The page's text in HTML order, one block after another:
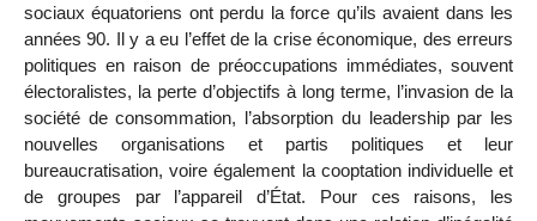
sociaux équatoriens ont perdu la force qu’ils avaient dans les
années 90. Il y a eu l’effet de la crise économique, des erreurs
politiques en raison de préoccupations immédiates, souvent
électoralistes, la perte d’objectifs à long terme, l’invasion de la
société de consommation, l’absorption du leadership par les
nouvelles organisations et partis politiques et leur
bureaucratisation, voire également la cooptation individuelle et
de groupes par l’appareil d’État. Pour ces raisons, les